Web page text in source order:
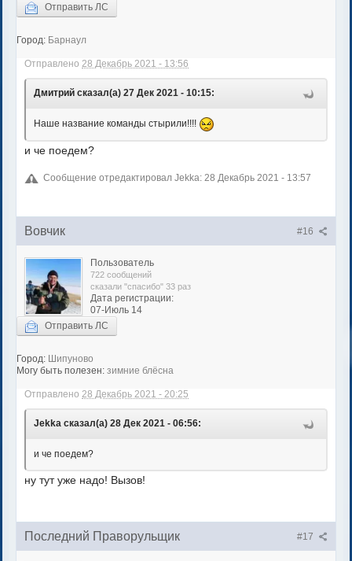
Отправить ЛС
Город: Барнаул
Отправлено 28 Декабрь 2021 - 13:56
Дмитрий сказал(а) 27 Дек 2021 - 10:15:
Наше название команды стырили!!!!
и че поедем?
Сообщение отредактировал Jekka: 28 Декабрь 2021 - 13:57
#16
Вовчик
Пользователь
722 сообщений
сказали "спасибо" 33 раз
Дата регистрации:
07-Июль 14
Отправить ЛС
Город: Шипуново
Могу быть полезен: зимние блёсна
Отправлено 28 Декабрь 2021 - 20:25
Jekka сказал(а) 28 Дек 2021 - 06:56:
и че поедем?
ну тут уже надо! Вызов!
#17
Последний Праворульщик